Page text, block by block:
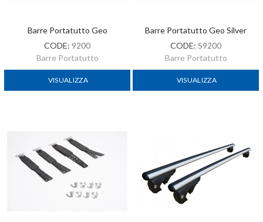
Barre Portatutto Geo
CODE: 9200
Barre Portatutto
VISUALIZZA
Barre Portatutto Geo Silver
CODE: S9200
Barre Portatutto
VISUALIZZA